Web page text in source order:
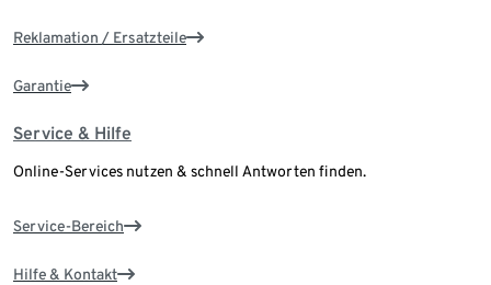
Reklamation / Ersatzteile
Garantie
Service & Hilfe
Online-Services nutzen & schnell Antworten finden.
Service-Bereich
Hilfe & Kontakt